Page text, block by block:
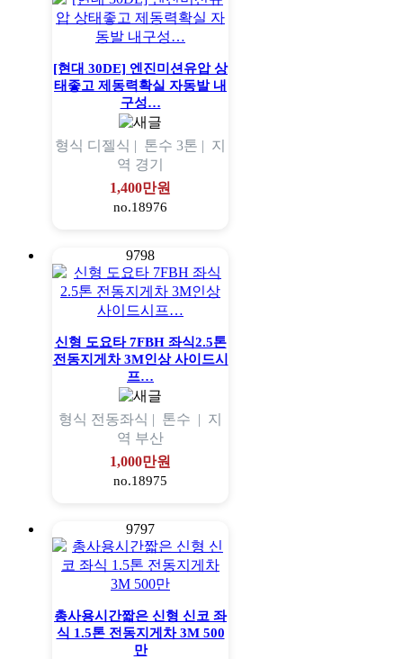
[현대 30DE] 엔진미션유압 상
태좋고 제동력확실 자동발 내
구성…
형식 디젤식 | 톤수 3톤 | 지
역 경기
1,400만원
no.18976
9798
신형 도요타 7FBH 좌식2.5톤
전동지게차 3M인상 사이드시
프…
형식 전동좌식 | 톤수 | 지
역 부산
1,000만원
no.18975
9797
총사용시간짧은 신형 신코 좌
식 1.5톤 전동지게차 3M 500
만